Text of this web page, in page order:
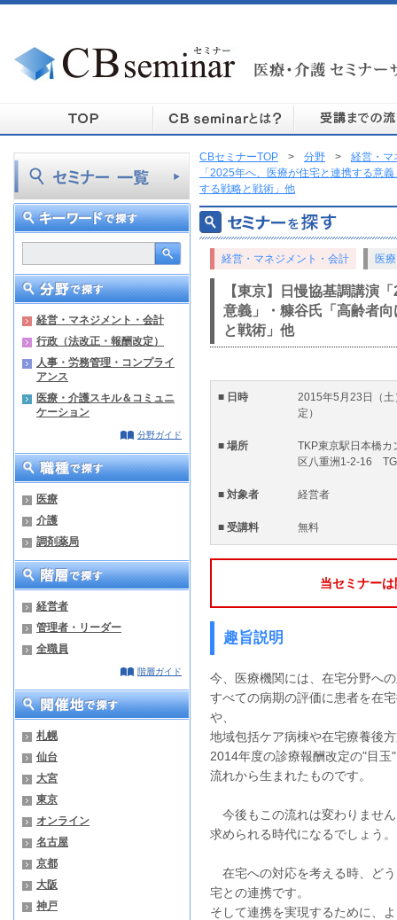
経営・マネジメント・会計
行政（法改正・報酬改定）
人事・労務管理・コンプライ
アンス
医療・介護スキル＆コミュニ
ケーション
分野ガイド
医療
介護
調剤薬局
経営者
管理者・リーダー
全職員
階層ガイド
札幌
仙台
大宮
東京
オンライン
名古屋
京都
大阪
神戸
CBセミナーTOP > 分野 >
経営・マ
「2025年へ、医療が住宅と連携する意
する戦略と戦術」他
経営・マネジメント・会計 医療
【東京】日慢協基調講演
意義」・糠谷氏「高齢者
と戦術」他
■ 日時
2015年5月23日（
定）
■ 場所
TKP東京駅日本橋
区八重洲1-2-16 TG
■ 対象者 経営者
■ 受講料 無料
当セミナー
趣旨説明
今、医療機関には、在宅分野へ
すべての病期の評価に患者を在
や、
地域包括ケア病棟や在宅療養後
2014年度の診療報酬改定の"目
流れから生まれたものです。
今後もこの流れは変わりませ
求められる時代になるでしょう。
在宅への対応を考える時、ど
宅との連携です。
そして連携を実現するために、